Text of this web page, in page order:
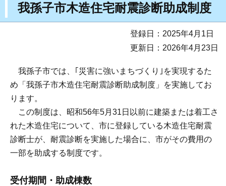
我孫子市木造住宅耐震診断助成制度
登録日：2025年4月1日
更新日：2026年4月23日
我孫子市では、｢災害に強いまちづくり｣を実現するた
め「我孫子市木造住宅耐震診断助成制度」を実施してお
ります。
この制度は、昭和56年5月31日以前に建築または着工さ
れた木造住宅について、市に登録している木造住宅耐震
診断士が、耐震診断を実施した場合に、市がその費用の
一部を助成する制度です。
受付期間・助成棟数